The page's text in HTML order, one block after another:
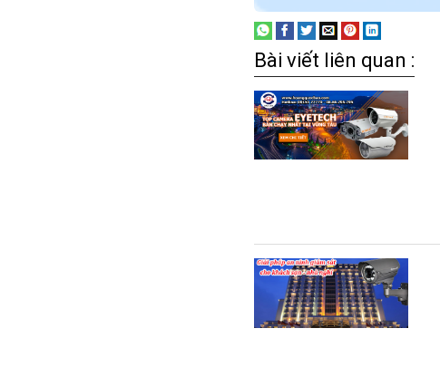
Bài viết liên quan :